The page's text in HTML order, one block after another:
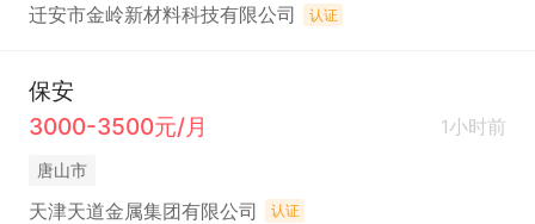
迁安市金岭新材料科技有限公司 认证
保安
3000-3500元/月
1小时前
唐山市
天津天道金属集团有限公司 认证